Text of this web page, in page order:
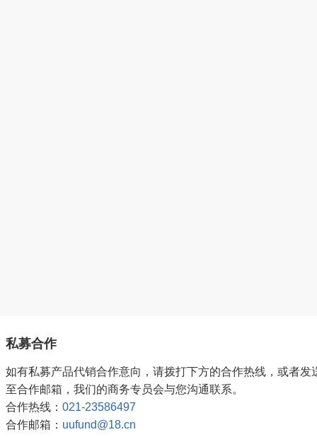
私募合作
如有私募产品代销合作意向，请拨打下方的合作热线，或者发
至合作邮箱，我们的商务专员会与您沟通联系。
合作热线： 021-23586497
合作邮箱： uufund@18.cn